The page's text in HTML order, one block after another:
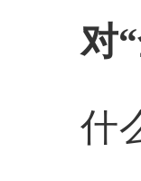
对
什